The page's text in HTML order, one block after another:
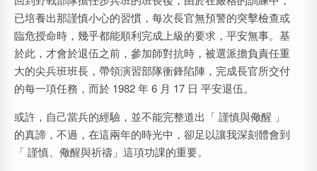
已培養出那謹慎小心的習慣，每次長官無預警的突擊檢查或
臨危授命時，幾乎都能順利完成上級的要求，平安無事。基
於此，才會於退伍之前，參加師對抗時，被選派擔負責任重
大的尖兵班班長，帶領演習部隊衝鋒陷陣，完成長官所交付
的每一項任務，而於 1982 年 6 月 17 日 平安退伍。
或許，自己當兵的經驗，並不能完整道出「 謹慎與儆醒 」
的真諦，不過，在這兩年的時光中，卻足以讓我深刻體會到
「 謹慎、儆醒與祈禱」這項功課的重要。